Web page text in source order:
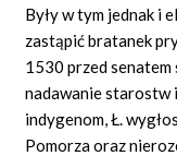
Były w tym jednak i
zastąpić bratanek
1530 przed senatem
nadawanie starostw
indygenom, Ł.
Pomorza oraz